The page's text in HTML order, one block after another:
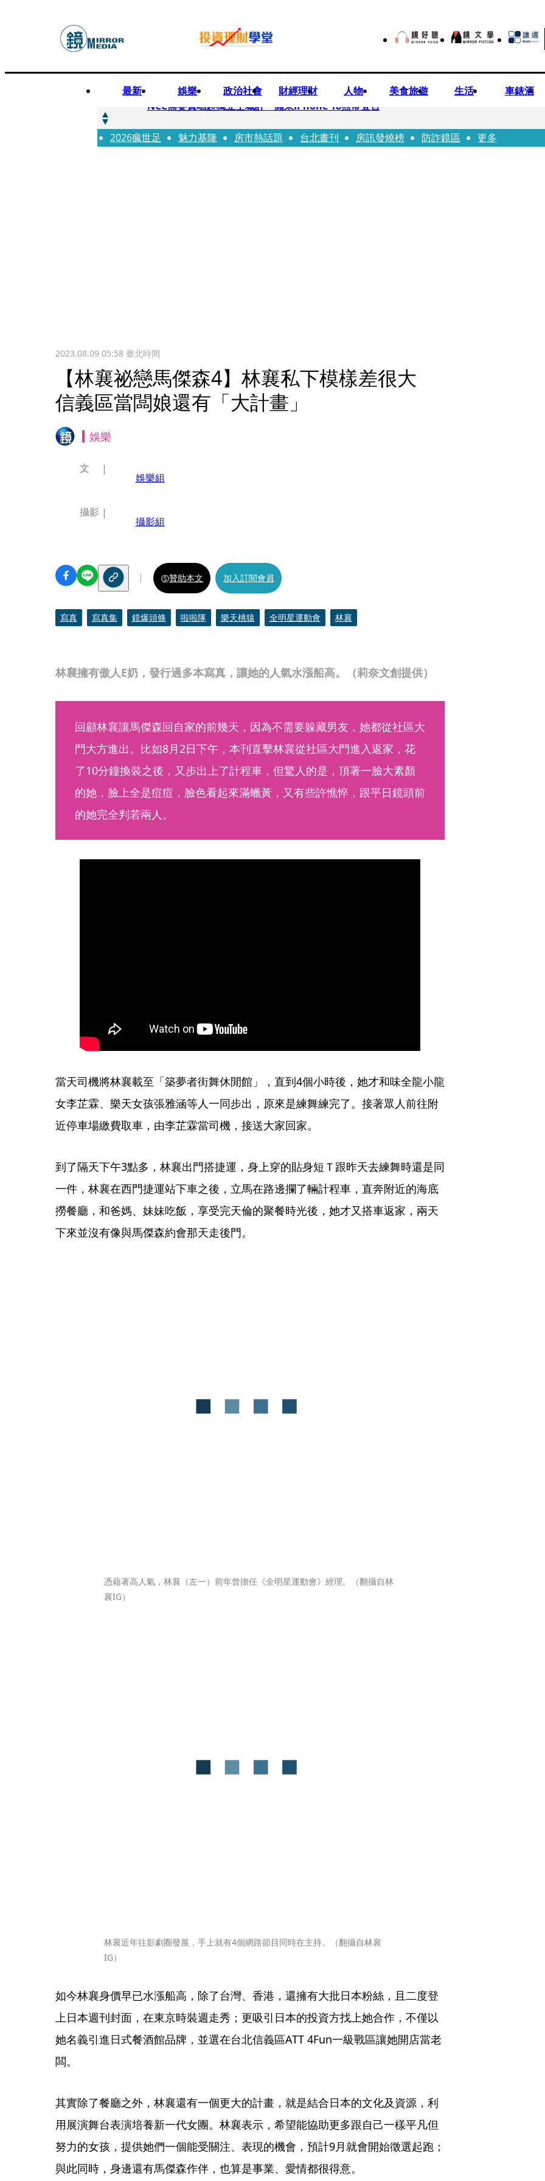
最新 娛樂 政治社會 財經理財 人物 美食旅遊 生活 車錶酒
快訊
NCC無委員唱起獨立空城計 蘋果iPhone 18照常登台
快訊
六強片齊聚桃影 小薰《祖先鬼》回桃影娘家 《長安的荔枝》桃影加映一票難求
2026瘋世足 魅力基隆 房市熱話題 台北畫刊 房訊發燒榜 防詐鏡區 更多
2023.08.09 05:58臺北時間
【林襄祕戀馬傑森4】林襄私下模樣差很大
信義區當闆娘還有「大計畫」
娛樂
林襄擁有傲人E奶，發行過多本寫真，讓她的人氣水漲船高。（莉奈文創提供）
文
娛樂組
攝影
攝影組
贊助本文 加入訂閱會員
寫真 寫真集 鏡爆頭條 啦啦隊 樂天桃猿 全明星運動會 林襄
回顧林襄讓馬傑森回自家的前幾天，因為不需要躲藏男友，她都從社區大
門大方進出。比如8月2日下午，本刊直擊林襄從社區大門進入返家，花
了10分鐘換裝之後，又步出上了計程車，但驚人的是，頂著一臉大素顏
的她，臉上全是痘痘，臉色看起來滿蠟黃，又有些許憔悴，跟平日鏡頭前
的她完全判若兩人。
當天司機將林襄載至「築夢者街舞休閒館」，直到4個小時後，她才和味全龍小龍
女李芷霖、樂天女孩張雅涵等人一同步出，原來是練舞練完了。接著眾人前往附
近停車場繳費取車，由李芷霖當司機，接送大家回家。
到了隔天下午3點多，林襄出門搭捷運，身上穿的貼身短Ｔ跟昨天去練舞時還是同
一件，林襄在西門捷運站下車之後，立馬在路邊攔了輛計程車，直奔附近的海底
撈餐廳，和爸媽、妹妹吃飯，享受完天倫的聚餐時光後，她才又搭車返家，兩天
下來並沒有像與馬傑森約會那天走後門。
憑藉著高人氣，林襄（左一）前年曾擔任《全明星運動會》經理。（翻攝自林
襄IG）
林襄近年往影劇圈發展，手上就有4個網路節目同時在主持。（翻攝自林襄
IG）
如今林襄身價早已水漲船高，除了台灣、香港，還擁有大批日本粉絲，且二度登
上日本週刊封面，在東京時裝週走秀；更吸引日本的投資方找上她合作，不僅以
她名義引進日式餐酒館品牌，並選在台北信義區ATT 4Fun一級戰區讓她開店當老
闆。
其實除了餐廳之外，林襄還有一個更大的計畫，就是結合日本的文化及資源，利
用展演舞台表演培養新一代女團。林襄表示，希望能協助更多跟自己一樣平凡但
努力的女孩，提供她們一個能受關注、表現的機會，預計9月就會開始徵選起跑；
與此同時，身邊還有馬傑森作伴，也算是事業、愛情都很得意。